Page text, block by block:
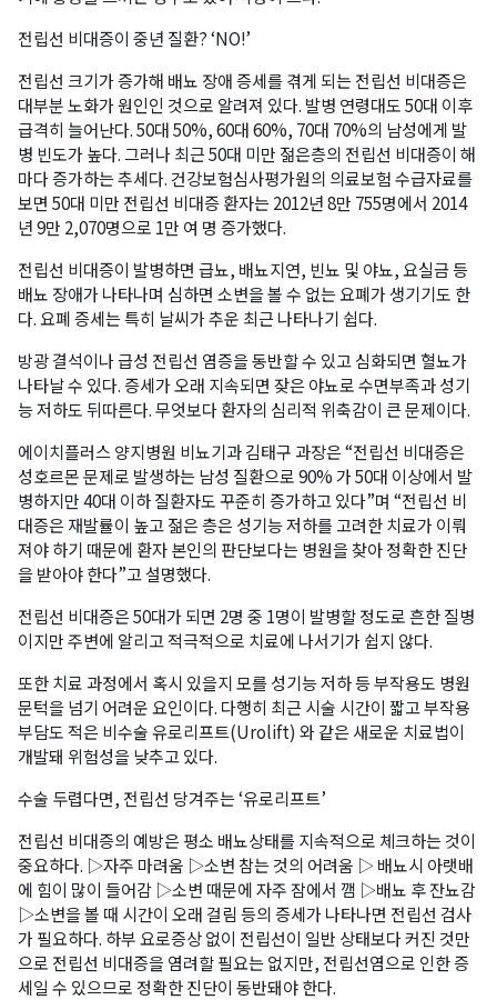
전립선 비대증이 중년 질환? ‘NO!’
전립선 크기가 증가해 배뇨 장애 증세를 겪게 되는 전립선 비대증은
대부분 노화가 원인인 것으로 알려져 있다. 발병 연령대도 50대 이후
급격히 늘어난다. 50대 50%, 60대 60%, 70대 70%의 남성에게 발
병 빈도가 높다. 그러나 최근 50대 미만 젊은층의 전립선 비대증이 해
마다 증가하는 추세다. 건강보험심사평가원의 의료보험 수급자료를
보면 50대 미만 전립선 비대증 환자는 2012년 8만 755명에서 2014
년 9만 2,070명으로 1만 여 명 증가했다.
전립선 비대증이 발병하면 급뇨, 배뇨지연, 빈뇨 및 야뇨, 요실금 등
배뇨 장애가 나타나며 심하면 소변을 볼 수 없는 요폐가 생기기도 한
다. 요폐 증세는 특히 날씨가 추운 최근 나타나기 쉽다.
방광 결석이나 급성 전립선 염증을 동반할 수 있고 심화되면 혈뇨가
나타날 수 있다. 증세가 오래 지속되면 잦은 야뇨로 수면부족과 성기
능 저하도 뒤따른다. 무엇보다 환자의 심리적 위축감이 큰 문제이다.
에이치플러스 양지병원 비뇨기과 김태구 과장은 “전립선 비대증은
성호르몬 문제로 발생하는 남성 질환으로 90% 가 50대 이상에서 발
병하지만 40대 이하 질환자도 꾸준히 증가하고 있다”며 “전립선 비
대증은 재발률이 높고 젊은 층은 성기능 저하를 고려한 치료가 이뤄
져야 하기 때문에 환자 본인의 판단보다는 병원을 찾아 정확한 진단
을 받아야 한다”고 설명했다.
전립선 비대증은 50대가 되면 2명 중 1명이 발병할 정도로 흔한 질병
이지만 주변에 알리고 적극적으로 치료에 나서기가 쉽지 않다.
또한 치료 과정에서 혹시 있을지 모를 성기능 저하 등 부작용도 병원
문턱을 넘기 어려운 요인이다. 다행히 최근 시술 시간이 짧고 부작용
부담도 적은 비수술 유로리프트(Urolift) 와 같은 새로운 치료법이
개발돼 위험성을 낮추고 있다.
수술 두렵다면, 전립선 당겨주는 ‘유로리프트’
전립선 비대증의 예방은 평소 배뇨상태를 지속적으로 체크하는 것이
중요하다. ▷자주 마려움 ▷소변 참는 것의 어려움 ▷ 배뇨시 아랫배
에 힘이 많이 들어감 ▷소변 때문에 자주 잠에서 깸 ▷배뇨 후 잔뇨감
▷소변을 볼 때 시간이 오래 걸림 등의 증세가 나타나면 전립선 검사
가 필요하다. 하부 요로증상 없이 전립선이 일반 상태보다 커진 것만
으로 전립선 비대증을 염려할 필요는 없지만, 전립선염으로 인한 증
세일 수 있으므로 정확한 진단이 동반돼야 한다.